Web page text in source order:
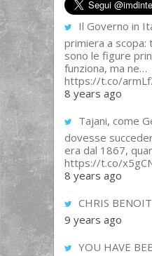
Il Governo in
primiera a scopa:
sono le figure
funziona, ma ne…
https://t.co/
8 years ago
Tajani, come
dovesse
era dal 1867,
https://t.co/
8 years ago
CHRIS BENOIT
9 years ago
YOU HAVE